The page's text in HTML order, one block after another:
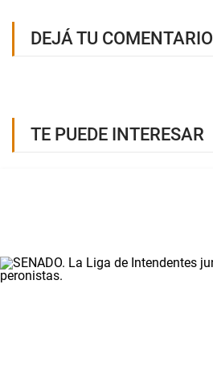
DEJÁ TU COMENTARIO
TE PUEDE INTERESAR